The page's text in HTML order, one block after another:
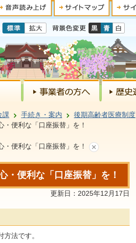
課 手続き・案内
後期高齢者医療制度
・便利な「口座振替」を！
・便利な「口座振替」を！
・便利な「口座振替」を！
更新日：2025年12月17日
方法です。